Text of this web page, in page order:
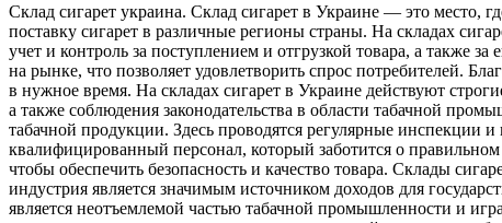
Склaд сигaрeт укрaинa. Склaд сигaрeт в Украине — это место,
поставку сигарет в различные регионы страны. На складах
учет и контроль за поступлением и отгрузкой товара, а также за
на рынке, что позволяет удовлетворить спрос потребителей.
в нужное время. На складах сигарет в Украине действуют
а также соблюдения законодательства в области табачной
табачной продукции. Здесь проводятся регулярные инспекции
квалифицированный персонал, который заботится о
чтобы обеспечить безопасность и качество товара. Склады
индустрия является значимым источником доходов для
является неотъемлемой частью табачной промышленности и